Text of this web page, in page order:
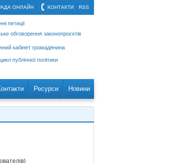
RSS
КОНТАКТИ
ОНЛАЙН
петиції
обговорення законопроєктів
кабінет громадянина
публічної політики
Ресурси Новини